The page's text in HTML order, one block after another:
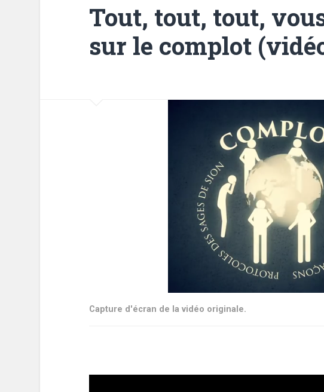
Tout, tout, tout,
sur le complot
Capture d'écran de la vidéo originale.